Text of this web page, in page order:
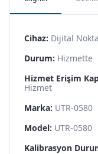
Cihaz: Dijital
Durum: Hizmette
Hizmet Erişim
Hizmet
Marka: UTR-0580
Model: UTR-0580
Kalibrasyon